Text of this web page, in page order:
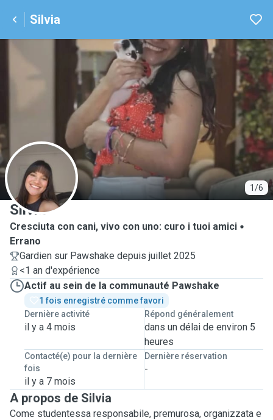
Silvia
1/6
S
Silvia
Cresciuta con cani, vivo con uno: curo i tuoi amici
Errano
Gardien sur Pawshake depuis juillet 2025
<1 an d'expérience
Actif au sein de la communauté Pawshake
1 fois enregistré comme favori
Dernière activité
il y a 4 mois
Répond généralement
dans un délai de environ 5
heures
Contacté(e) pour la dernière
fois
il y a 7 mois
Dernière réservation
-
A propos de Silvia
Come studentessa responsabile, premurosa, organizzata e